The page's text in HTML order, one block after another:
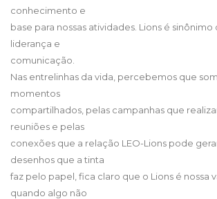
conhecimento e
base para nossas atividades. Lions é sinônimo
liderança e
comunicação.
Nas entrelinhas da vida, percebemos que
momentos
compartilhados, pelas campanhas que
reuniões e pelas
conexões que a relação LEO-Lions pode
desenhos que a tinta
faz pelo papel, fica claro que o Lions é nossa
quando algo não